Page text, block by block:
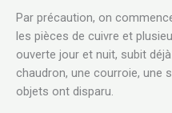
Par précaution, on
les pièces de cuivre et
ouverte jour et nuit, subit
chaudron, une courroie, une
objets ont disparu.